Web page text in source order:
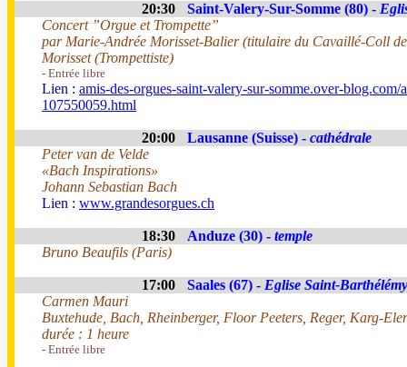
20:30 Saint-Valery-Sur-Somme (80) -
Concert ”Orgue et Trompette”
par Marie-Andrée Morisset-Balier (titulaire du Cavaillé-Coll
Morisset (Trompettiste)
- Entrée libre
Lien : amis-des-orgues-saint-valery-sur-somme.over-
107550059.html
20:00 Lausanne (Suisse) - cathédrale
Peter van de Velde
«Bach Inspirations»
Johann Sebastian Bach
Lien : www.grandesorgues.ch
18:30 Anduze (30) - temple
Bruno Beaufils (Paris)
17:00 Saales (67) - Eglise Saint-Barthélémy
Carmen Mauri
Buxtehude, Bach, Rheinberger, Floor Peeters, Reger, Karg-
durée : 1 heure
- Entrée libre